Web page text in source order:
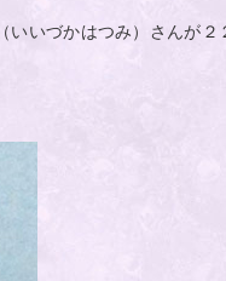
いづかはつみ）さんが２